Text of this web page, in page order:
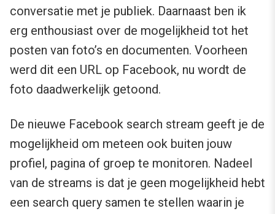
conversatie met je publiek. Daarnaast ben ik
erg enthousiast over de mogelijkheid tot het
posten van foto’s en documenten. Voorheen
werd dit een URL op Facebook, nu wordt de
foto daadwerkelijk getoond.
De nieuwe Facebook search stream geeft je de
mogelijkheid om meteen ook buiten jouw
profiel, pagina of groep te monitoren. Nadeel
van de streams is dat je geen mogelijkheid hebt
een search query samen te stellen waarin je